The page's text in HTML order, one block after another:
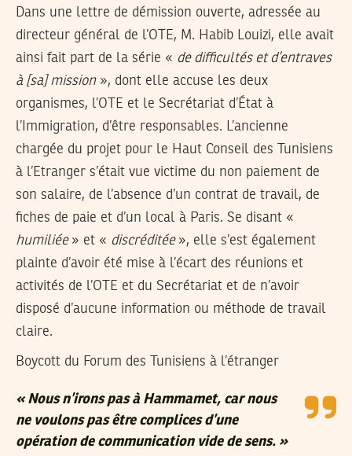
Dans une lettre de démission ouverte, adressée au
directeur général de l’OTE, M. Habib Louizi, elle avait
ainsi fait part de la série « de difficultés et d’entraves
à [sa] mission», dont elle accuse les deux
organismes, l’OTE et le Secrétariat d’État à
l’Immigration, d’être responsables. L’ancienne
chargée du projet pour le Haut Conseil des Tunisiens
à l’Etranger s’était vue victime du non paiement de
son salaire, de l’absence d’un contrat de travail, de
fiches de paie et d’un local à Paris. Se disant «
humiliée » et « discréditée », elle s’est également
plainte d’avoir été mise à l’écart des réunions et
activités de l’OTE et du Secrétariat et de n’avoir
disposé d’aucune information ou méthode de travail
claire.
Boycott du Forum des Tunisiens à l’étranger
« Nous n’irons pas à Hammamet, car nous
ne voulons pas être complices d’une
opération de communication vide de sens. »